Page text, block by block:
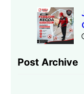
Post Archive